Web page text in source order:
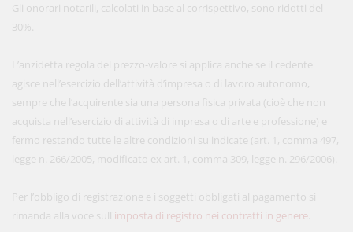
Gli onorari notarili, calcolati in base al corrispettivo, sono ridotti del
30%.
L’anzidetta regola del prezzo-valore si applica anche se il cedente
agisce nell’esercizio dell’attività d’impresa o di lavoro autonomo,
sempre che l’acquirente sia una persona fisica privata (cioè che non
acquista nell’esercizio di attività di impresa o di arte e professione) e
fermo restando tutte le altre condizioni su indicate (art. 1, comma 497,
legge n. 266/2005, modificato ex art. 1, comma 309, legge n. 296/2006).
Per l’obbligo di registrazione e i soggetti obbligati al pagamento si
rimanda alla voce sull'imposta di registro nei contratti in genere